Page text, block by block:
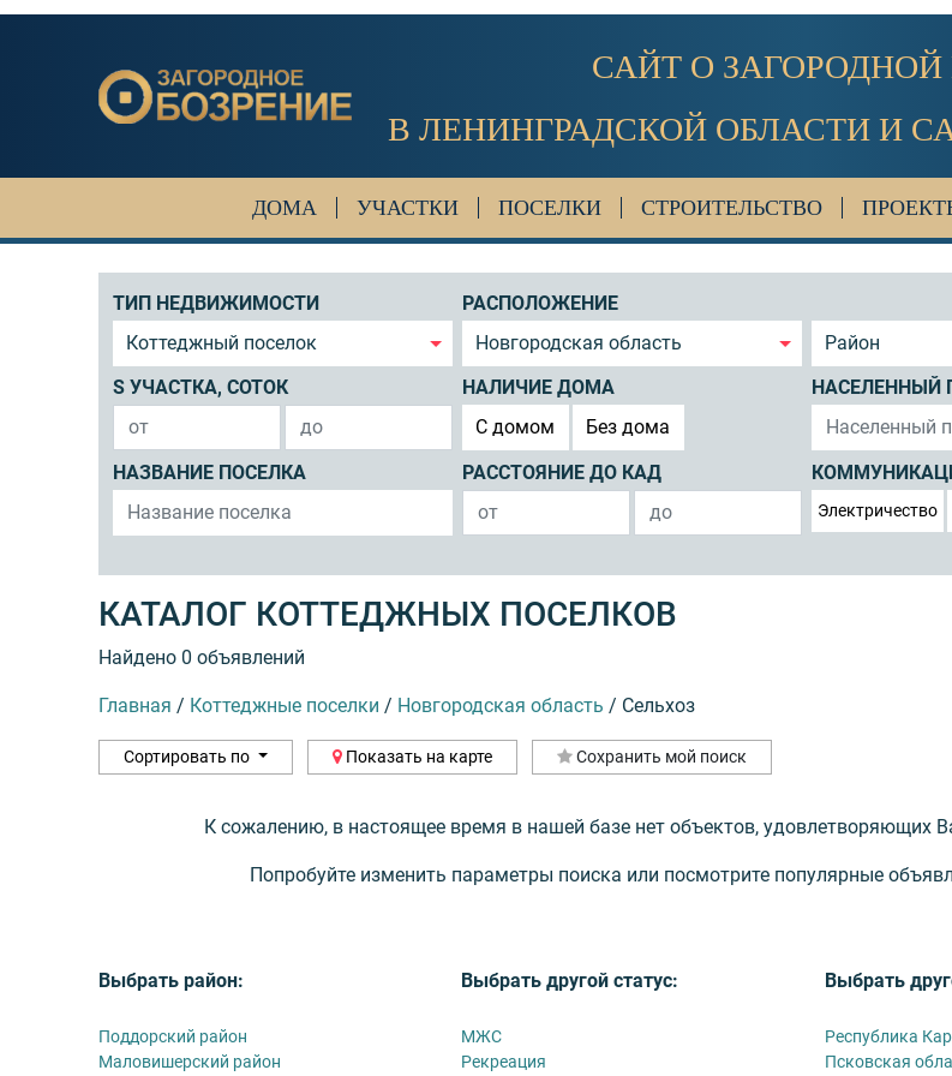
САЙТ О
В ЛЕНИНГРАДСКОЙ ОБЛАСТИ И
ДОМА УЧАСТКИ ПОСЕЛКИ СТРОИТЕЛЬСТВО
ТИП НЕДВИЖИМОСТИ
Коттеджный поселок
РАСПОЛОЖЕНИЕ
Новгородская область
Район
S УЧАСТКА, СОТОК
НАЛИЧИЕ ДОМА
C домом
Без дома
НАСЕЛЕННЫЙ
НАЗВАНИЕ ПОСЕЛКА РАССТОЯНИЕ ДО КАД
Электричество
КАТАЛОГ КОТТЕДЖНЫХ ПОСЕЛКОВ
Найдено 0 объявлений
Главная / Коттеджные поселки / Новгородская область / Сельхоз
Сортировать по Показать на карте Сохранить мой поиск
К сожалению, в настоящее время в нашей базе нет объектов, удовлетворяющих
Попробуйте изменить параметры поиска или посмотрите популярные
Выбрать район:
Поддорский район
Маловишерский район
Выбрать другой статус:
МЖС
Рекреация
Выбрать
Республика
Псковская